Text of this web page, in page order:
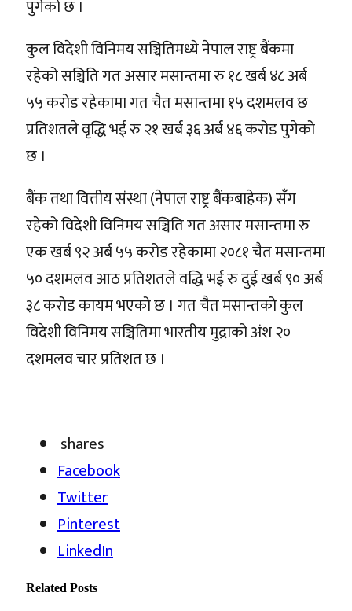
पुगेको छ ।
कुल विदेशी विनिमय सञ्चितिमध्ये नेपाल राष्ट्र बैंकमा
रहेको सञ्चिति गत असार मसान्तमा रु १८ खर्ब ४८ अर्ब
५५ करोड रहेकामा गत चैत मसान्तमा १५ दशमलव छ
प्रतिशतले वृद्धि भई रु २१ खर्ब ३६ अर्ब ४६ करोड पुगेको
छ ।
बैंक तथा वित्तीय संस्था (नेपाल राष्ट्र बैंकबाहेक) सँग
रहेको विदेशी विनिमय सञ्चिति गत असार मसान्तमा रु
एक खर्ब ९२ अर्ब ५५ करोड रहेकामा २०८१ चैत मसान्तमा
५० दशमलव आठ प्रतिशतले वद्धि भई रु दुई खर्ब ९० अर्ब
३८ करोड कायम भएको छ । गत चैत मसान्तको कुल
विदेशी विनिमय सञ्चितिमा भारतीय मुद्राको अंश २०
दशमलव चार प्रतिशत छ ।
shares
Facebook
Twitter
Pinterest
LinkedIn
Related Posts